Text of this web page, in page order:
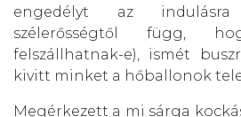
engedélyt az
szélerősségtől függ,
felszállhatnak-e), ismét
kivitt minket a hőballonok
Megérkezett a mi sárga